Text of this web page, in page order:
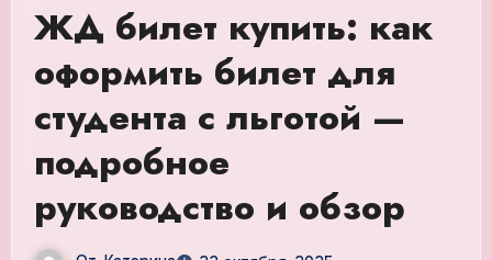
ЖД билет купить: как
оформить билет для
студента с льготой —
подробное
руководство и обзор